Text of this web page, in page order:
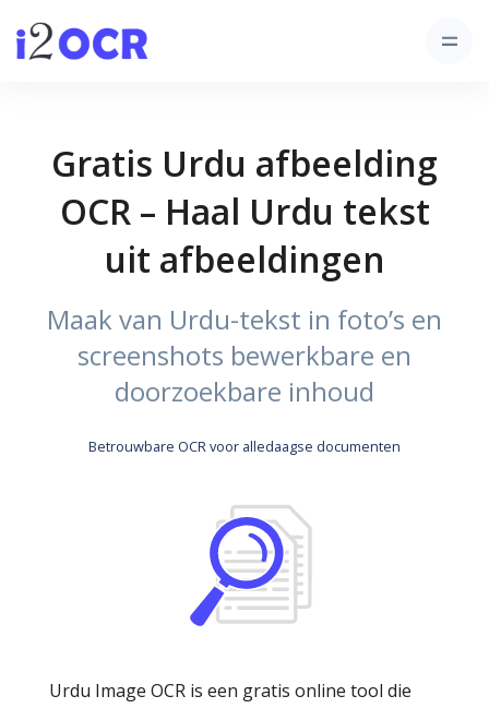
Gratis Urdu afbeelding
OCR – Haal Urdu tekst
uit afbeeldingen
Maak van Urdu-tekst in foto’s en
screenshots bewerkbare en
doorzoekbare inhoud
Betrouwbare OCR voor alledaagse documenten
Urdu Image OCR is een gratis online tool die